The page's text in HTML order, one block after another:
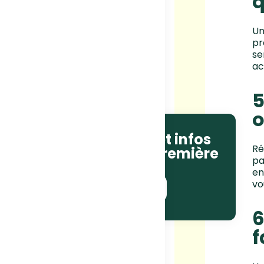
Recevez les actus et infos
courses en avant-première